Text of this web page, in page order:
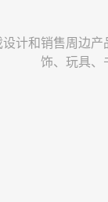
计和销售周边产
饰、玩具、